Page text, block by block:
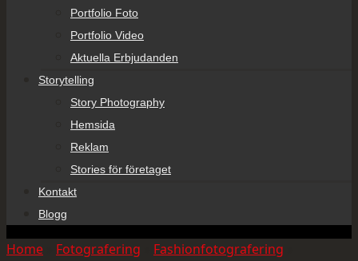
Portfolio Foto
Portfolio Video
Aktuella Erbjudanden
Storytelling
Story Photography
Hemsida
Reklam
Stories för företaget
Kontakt
Blogg
Home Fotografering Fashionfotografering